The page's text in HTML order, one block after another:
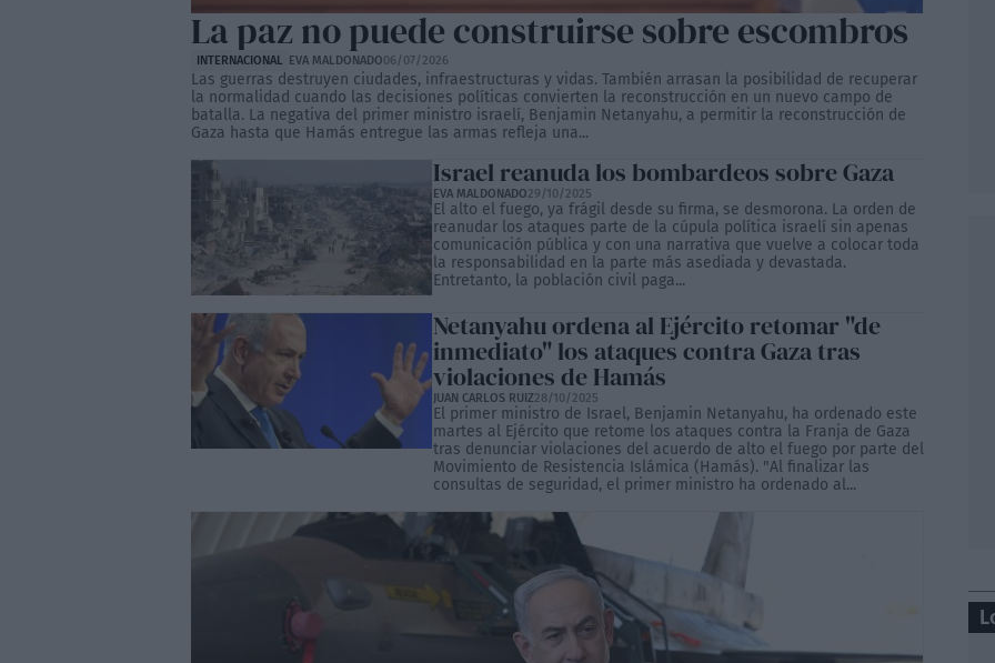
La paz no puede construirse sobre escombros
INTERNACIONAL EVA MALDONADO06/07/2026
Las guerras destruyen ciudades, infraestructuras y vidas. También arrasan la posibilidad de recuperar
la normalidad cuando las decisiones políticas convierten la reconstrucción en un nuevo campo de
batalla. La negativa del primer ministro israelí, Benjamin Netanyahu, a permitir la reconstrucción de
Gaza hasta que Hamás entregue las armas refleja una...
Israel reanuda los bombardeos sobre Gaza
EVA MALDONADO29/10/2025
El alto el fuego, ya frágil desde su firma, se desmorona. La orden de
reanudar los ataques parte de la cúpula política israelí sin apenas
comunicación pública y con una narrativa que vuelve a colocar toda
la responsabilidad en la parte más asediada y devastada.
Entretanto, la población civil paga...
Netanyahu ordena al Ejército retomar "de
inmediato" los ataques contra Gaza tras
violaciones de Hamás
JUAN CARLOS RUIZ28/10/2025
El primer ministro de Israel, Benjamin Netanyahu, ha ordenado este
martes al Ejército que retome los ataques contra la Franja de Gaza
tras denunciar violaciones del acuerdo de alto el fuego por parte del
Movimiento de Resistencia Islámica (Hamás). "Al finalizar las
consultas de seguridad, el primer ministro ha ordenado al...